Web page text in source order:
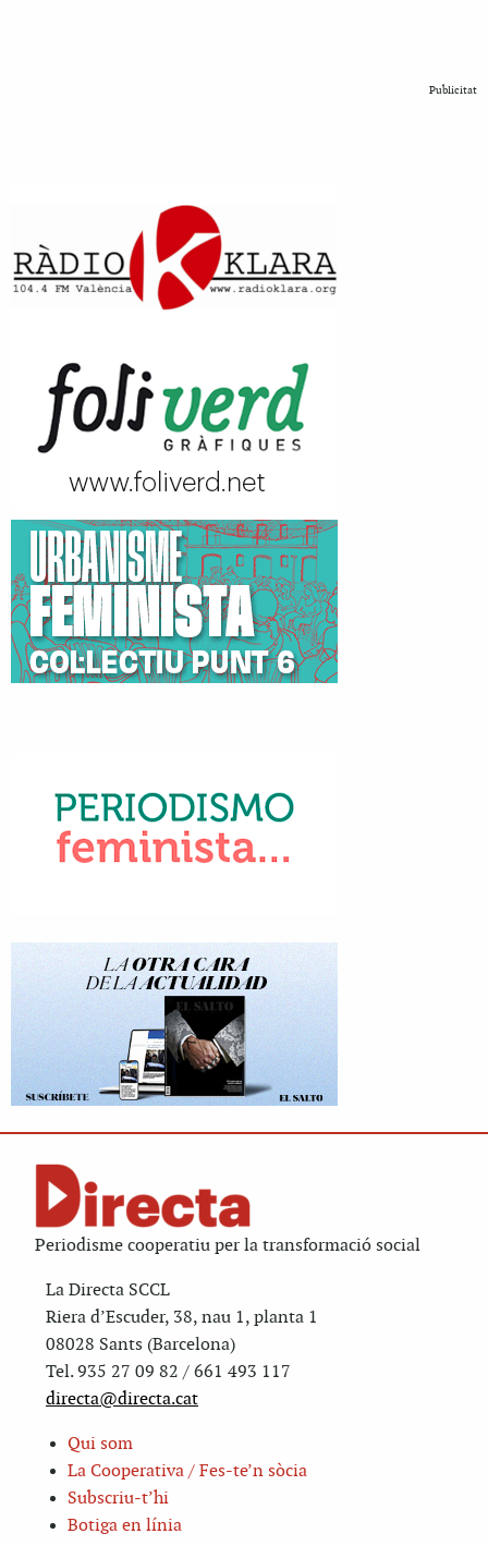
Publicitat
Periodisme cooperatiu per la transformació social
La Directa SCCL
Riera d’Escuder, 38, nau 1, planta 1
08028 Sants (Barcelona)
Tel. 935 27 09 82 / 661 493 117
directa@directa.cat
Qui som
La Cooperativa / Fes-te’n sòcia
Subscriu-t’hi
Botiga en línia